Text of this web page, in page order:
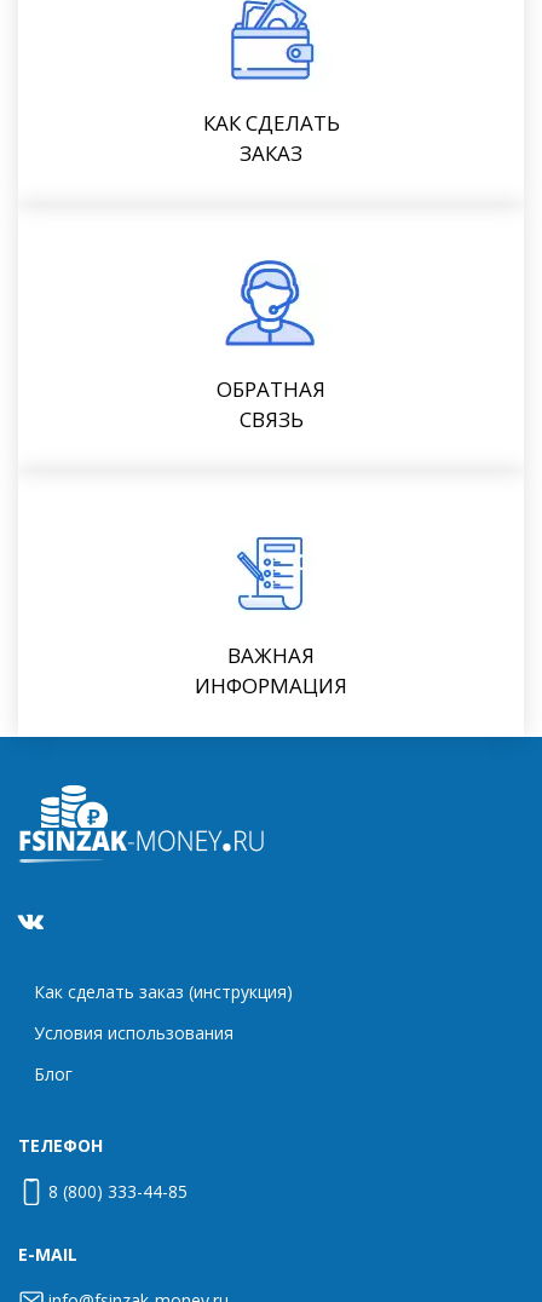
КАК СДЕЛАТЬ
ЗАКАЗ
ОБРАТНАЯ
СВЯЗЬ
ВАЖНАЯ
ИНФОРМАЦИЯ
Как сделать заказ (инструкция)
Условия использования
Блог
ТЕЛЕФОН
8 (800) 333-44-85
E-MAIL